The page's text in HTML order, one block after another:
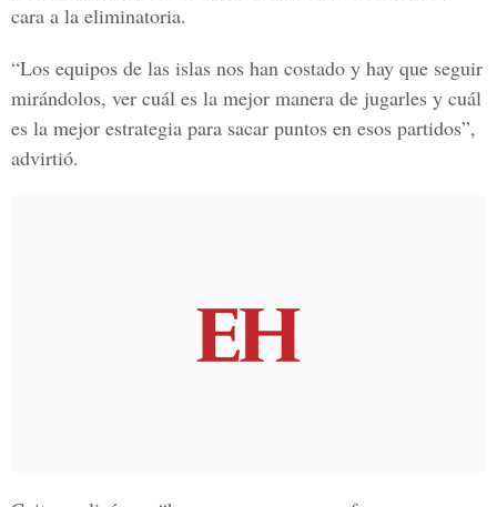
cara a la eliminatoria.
“Los equipos de las islas nos han costado y hay que seguir
mirándolos, ver cuál es la mejor manera de jugarles y cuál
es la mejor estrategia para sacar puntos en esos partidos”,
advirtió.